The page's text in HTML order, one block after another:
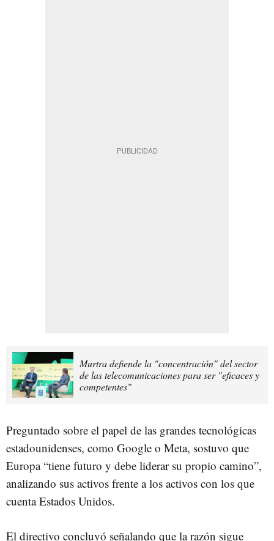
Murtra defiende la "concentración" del sector
de las telecomunicaciones para ser "eficaces y
competentes"
Preguntado sobre el papel de las grandes tecnológicas
estadounidenses, como Google o Meta, sostuvo que
Europa “tiene futuro y debe liderar su propio camino”,
analizando sus activos frente a los activos con los que
cuenta Estados Unidos.
El directivo concluyó señalando que la razón sigue